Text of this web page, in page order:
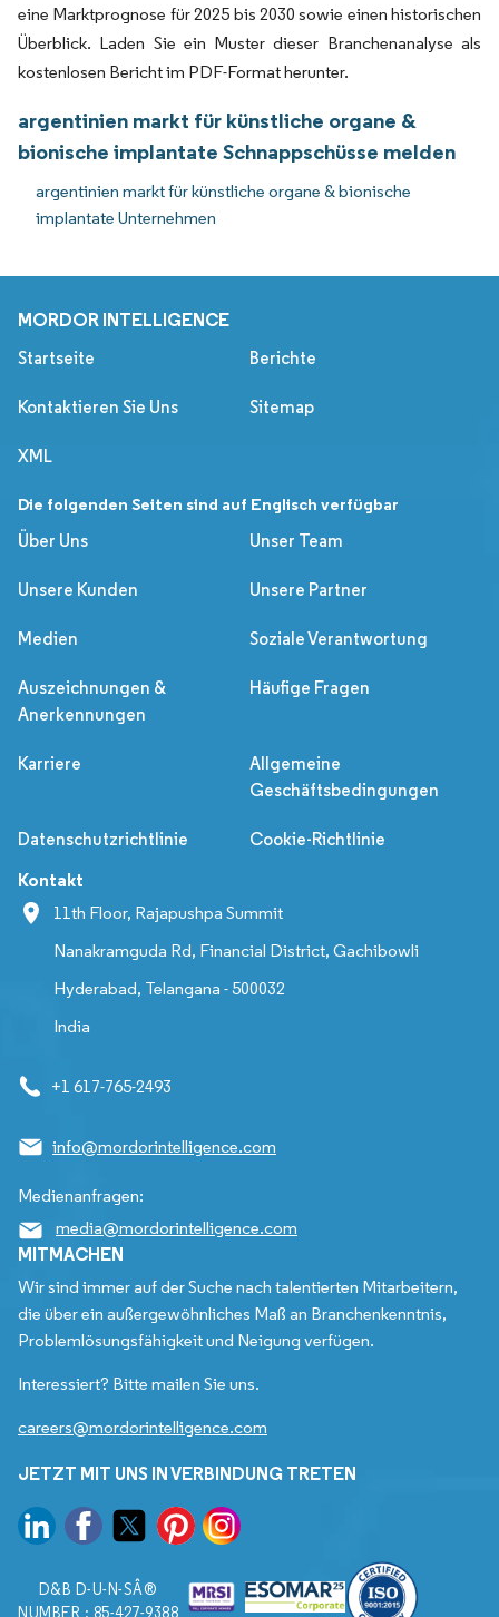
eine Marktprognose für 2025 bis 2030 sowie einen historischen
Überblick. Laden Sie ein Muster dieser Branchenanalyse als
kostenlosen Bericht im PDF-Format herunter.
argentinien markt für künstliche organe &
bionische implantate Schnappschüsse melden
argentinien markt für künstliche organe & bionische
implantate Unternehmen
MORDOR INTELLIGENCE
Startseite Berichte
Kontaktieren Sie Uns Sitemap
XML
Die folgenden Seiten sind auf Englisch verfügbar
Über Uns
Unser Team
Unsere Kunden Unsere Partner
Medien Soziale Verantwortung
Auszeichnungen &
Anerkennungen
Häufige Fragen
Karriere
Allgemeine
Geschäftsbedingungen
Datenschutzrichtlinie Cookie-Richtlinie
Kontakt
11th Floor, Rajapushpa Summit
Nanakramguda Rd, Financial District, Gachibowli
Hyderabad, Telangana - 500032
India
+1 617-765-2493
info@mordorintelligence.com
Medienanfragen:
media@mordorintelligence.com
MITMACHEN
Wir sind immer auf der Suche nach talentierten Mitarbeitern,
die über ein außergewöhnliches Maß an Branchenkenntnis,
Problemlösungsfähigkeit und Neigung verfügen.
Interessiert? Bitte mailen Sie uns.
careers@mordorintelligence.com
JETZT MIT UNS IN VERBINDUNG TRETEN
D&B D-U-N-SÂ®
NUMBER : 85-427-9388